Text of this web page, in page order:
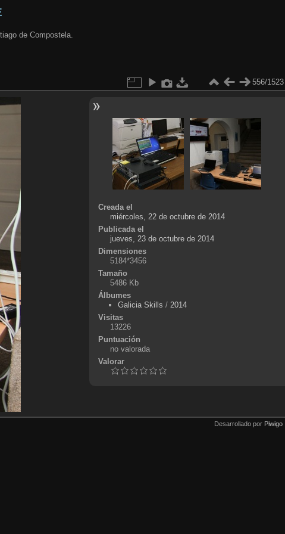
de Compostela.
556/1523
Creada el
miércoles, 22 de octubre de 2014
Publicada el
jueves, 23 de octubre de 2014
Dimensiones
5184*3456
Tamaño
5486 Kb
Álbumes
Galicia Skills / 2014
Visitas
13226
Puntuación
no valorada
Valorar
Desarrollado por Piwigo